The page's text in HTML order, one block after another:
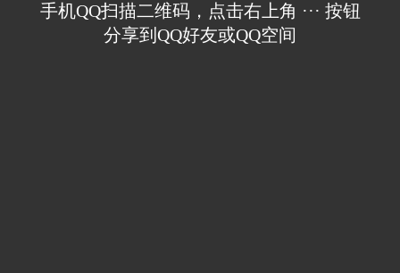
手机QQ扫描二维码，点击右上角 ··· 按钮
分享到QQ好友或QQ空间